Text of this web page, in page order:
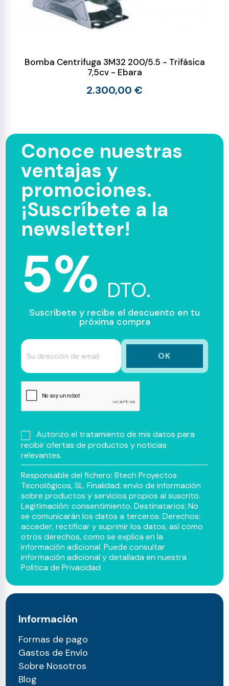
Bomba Centrifuga 3M32 200/5.5 - Trifásica
7,5cv - Ebara
2.300,00 €
Conoce nuestras
ventajas y
promociones.
¡Suscríbete a la
newsletter!
5% DTO.
Suscríbete y recibe el descuento en tu
próxima compra
Autorizo el tratamiento de mis datos para
recibir ofertas de productos y noticias
relevantes.
Responsable del fichero: Btech Proyectos
Tecnológicos, SL. Finalidad: envío de información
sobre productos y servicios propios al suscrito.
Legitimación: consentimiento. Destinatarios: No
se comunicarán los datos a terceros. Derechos:
acceder, rectificar y suprimir los datos, así como
otros derechos, como se explica en la
información adicional. Puede consultar
información adicional y detallada en nuestra
Política de Privacidad
Información
Formas de pago
Gastos de Envío
Sobre Nosotros
Blog